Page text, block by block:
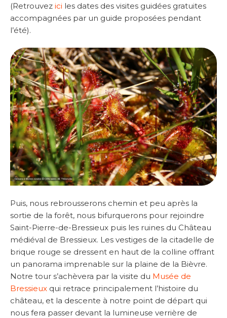
(Retrouvez ici les dates des visites guidées gratuites
accompagnées par un guide proposées pendant
l’été).
Puis, nous rebrousserons chemin et peu après la
sortie de la forêt, nous bifurquerons pour rejoindre
Saint-Pierre-de-Bressieux puis les ruines du Château
médiéval de Bressieux. Les vestiges de la citadelle de
brique rouge se dressent en haut de la colline offrant
un panorama imprenable sur la plaine de la Bièvre.
Notre tour s’achèvera par la visite du Musée de
Bressieux qui retrace principalement l’histoire du
château, et la descente à notre point de départ qui
nous fera passer devant la lumineuse verrière de